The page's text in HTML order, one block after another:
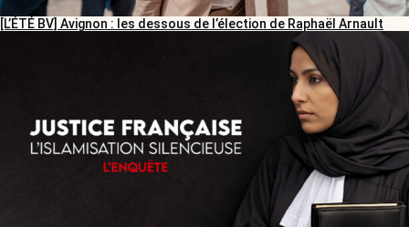
[L’ÉTÉ BV] Avignon : les dessous de l’élection de Raphaël Arnault